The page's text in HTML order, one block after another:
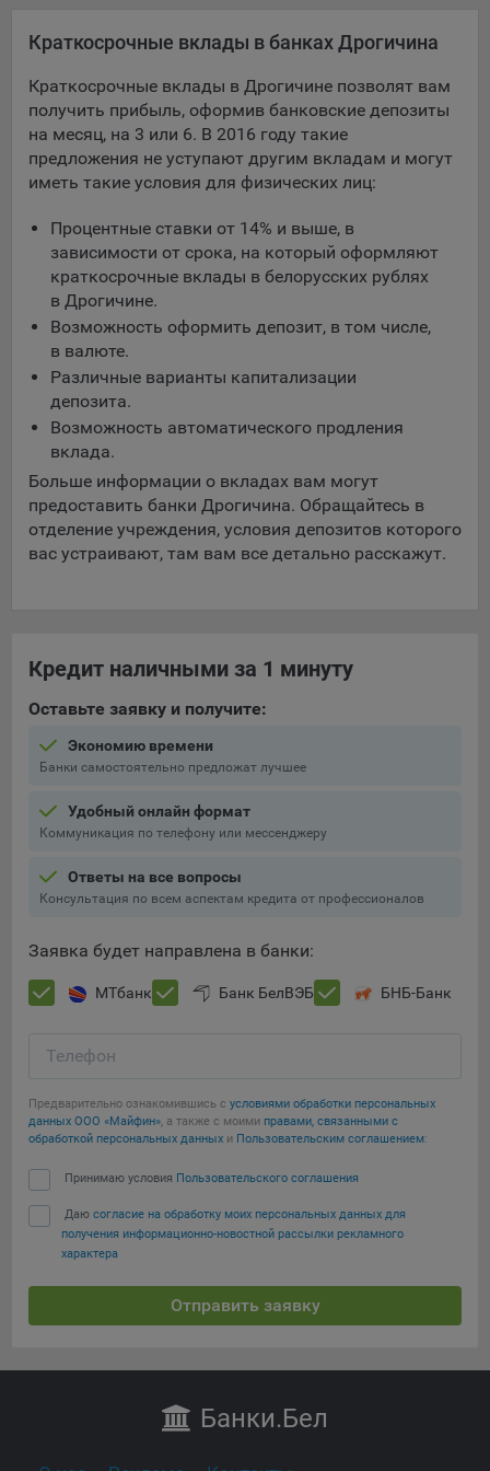
сервис показа контекстной рекламы. Адрес: Yandex
Google Ads - сервис показа контекстной рекламы,
предоставляемый компанией Google Ireland Ltd, Gordon
House Barrow Street Dublin 4, D04E5W5 Ireland.
Сохранить по умолчанию
Краткосрочные вклады в банках Дрогичина
Краткосрочные вклады в Дрогичине позволят вам
получить прибыль, оформив банковские депозиты
на месяц, на 3 или 6. В 2016 году такие
предложения не уступают другим вкладам и могут
иметь такие условия для физических лиц:
Процентные ставки от 14% и выше, в
зависимости от срока, на который оформляют
краткосрочные вклады в белорусских рублях
в Дрогичине.
Возможность оформить депозит, в том числе,
в валюте.
Различные варианты капитализации
депозита.
Возможность автоматического продления
вклада.
Больше информации о вкладах вам могут
предоставить банки Дрогичина. Обращайтесь в
отделение учреждения, условия депозитов которого
вас устраивают, там вам все детально расскажут.
Кредит наличными за 1 минуту
Оставьте заявку и получите:
Экономию времени
Банки самостоятельно предложат лучшее
Удобный онлайн формат
Коммуникация по телефону или мессенджеру
Ответы на все вопросы
Консультация по всем аспектам кредита от профессионалов
Заявка будет направлена в банки:
МТбанк Банк БелВЭБ БНБ-Банк
Телефон
Предварительно ознакомившись с условиями обработки персональных
данных ООО «Майфин», а также с моими правами, связанными с
обработкой персональных данных и Пользовательским соглашением:
Принимаю условия Пользовательского соглашения
Даю согласие на обработку моих персональных данных для
получения информационно-новостной рассылки рекламного
характера
Отправить заявку
Банки.Бел